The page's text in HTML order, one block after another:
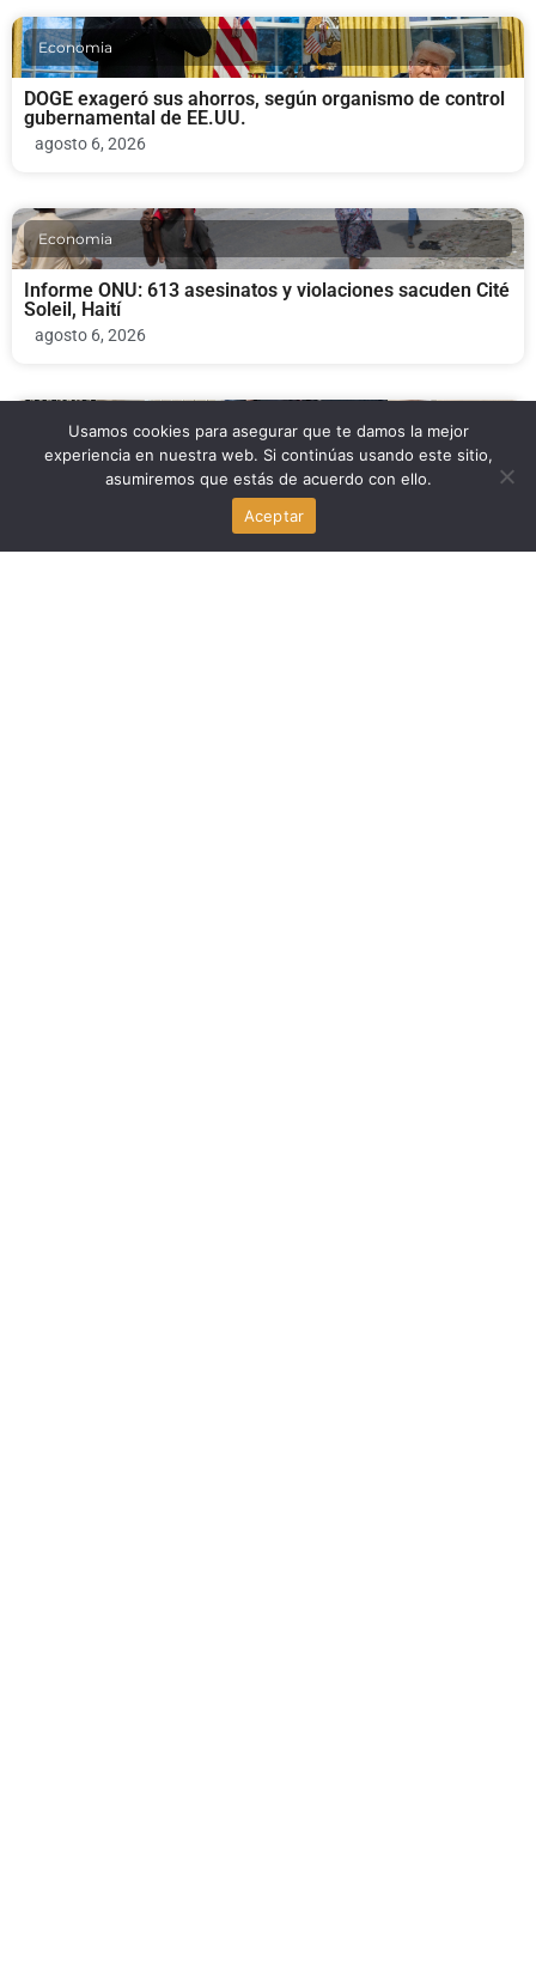
Economia
DOGE exageró sus ahorros, según organismo de control
gubernamental de EE.UU.
agosto 6, 2026
Economia
Informe ONU: 613 asesinatos y violaciones sacuden Cité
Soleil, Haití
agosto 6, 2026
Economia
Byron Donalds y los impuestos a la propiedad: la medida
que genera debate en Florida
Usamos cookies para asegurar que te damos la mejor
experiencia en nuestra web. Si continúas usando este sitio,
asumiremos que estás de acuerdo con ello.
Aceptar